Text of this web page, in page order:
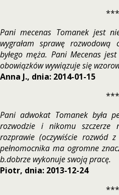
***
Pani mecenas Tomanek jest
wygrałam sprawę
byłego męża. Pani Mecenas
obowiązków wywiązuje się
Anna J., dnia: 2014-01-15
***
Pani adwokat Tomanek była
rozwodzie i nikomu
rozprawie (oczywiście rozwód
pełnomocnika ma ogromne
b.dobrze wykonuje swoją pracę.
Piotr, dnia: 2013-12-24
***